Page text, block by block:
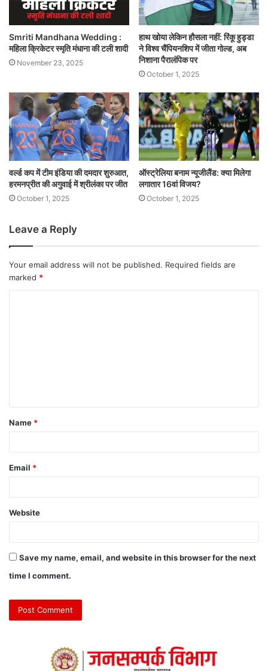
Smriti Mandhana Wedding :
महिला क्रिकेटर स्मृति मंधाना की टली शादी
November 23, 2025
हाथ खोया लेकिन हौसला नहीं: रिंकू हुड्डा
ने विश्व चैंपियनशिप में जीता गोल्ड, अब
निशाना पैरालंपिक पर
October 1, 2025
वर्ल्ड कप में टीम इंडिया की दमदार शुरुआत,
हरमनप्रीत की अगुवाई में श्रीलंका पर जीत
October 1, 2025
ऑस्ट्रेलिया बनाम न्यूजीलैंड: क्या मिलेगा
लगातार 16वां विजय?
October 1, 2025
Leave a Reply
Your email address will not be published. Required fields are
marked *
Name *
Email *
Website
Save my name, email, and website in this browser for the next
time I comment.